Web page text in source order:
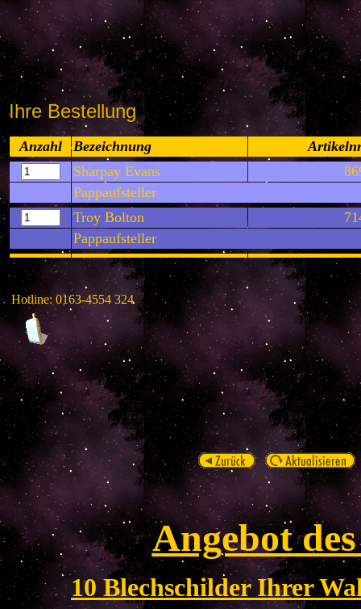
Ihre Bestellung
Anzahl Bezeichnung
Sharpay Evans
Pappaufsteller
Troy Bolton
Pappaufsteller
Hotline: 0163-4554 324
Angebot
10 Blechschilder Ihrer